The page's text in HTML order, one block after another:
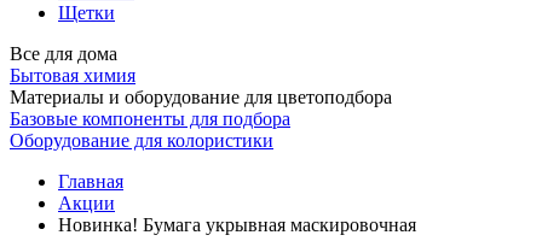
Щетки
Все для дома
Бытовая химия
Материалы и оборудование для цветоподбора
Базовые компоненты для подбора
Оборудование для колористики
Главная
Акции
Новинка! Бумага укрывная маскировочная